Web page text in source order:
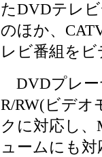
たDVDテレ
のほか、
レビ番組を
DVDプレー
R/RW(ビデオ
クに対応し
ュームにも対